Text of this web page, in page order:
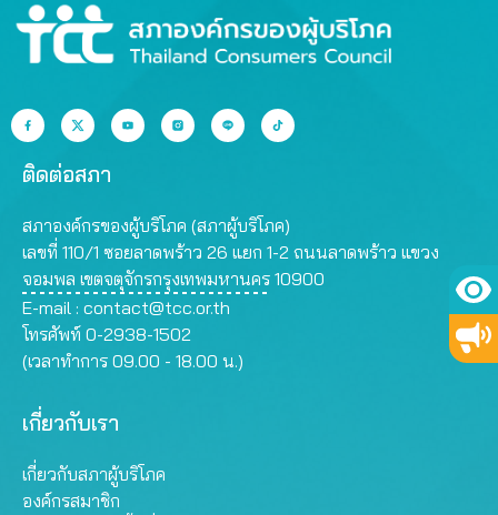
ติดต่อสภา
สภาองค์กรของผู้บริโภค (สภาผู้บริโภค)
เลขที่ 110/1 ซอยลาดพร้าว 26 แยก 1-2 ถนนลาดพร้าว แขวง
จอมพล เขตจตุจักรกรุงเทพมหานคร 10900
E-mail : contact@tcc.or.th
โทรศัพท์ 0-2938-1502
(เวลาทำการ 09.00 - 18.00 น.)
เกี่ยวกับเรา
เกี่ยวกับสภาผู้บริโภค
องค์กรสมาชิก